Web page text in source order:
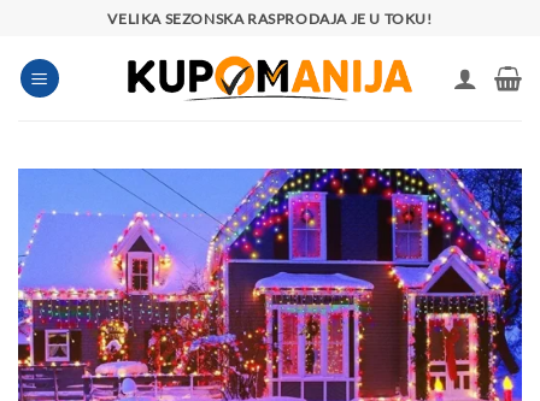
sadržaj
VELIKA SEZONSKA RASPRODAJA JE U TOKU!